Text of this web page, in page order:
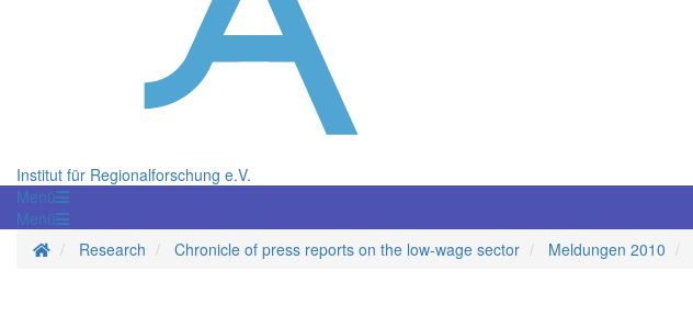
Institut für Regionalforschung e.V.
Menü
Menü
Homepage
Research Chronicle of press reports on the low-wage sector Meldungen 2010